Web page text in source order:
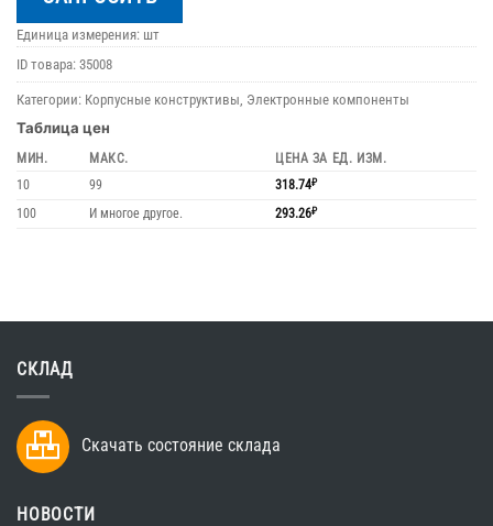
Единица измерения: шт
ID товара: 35008
Категории: Корпусные конструктивы Электронные компоненты
Таблица цен
МИН. МАКС.
ЦЕНА ЗА ЕД. ИЗМ.
10
99 318.74₽
100 И многое другое. 293.26₽
СКЛАД
Скачать состояние склада
НОВОСТИ